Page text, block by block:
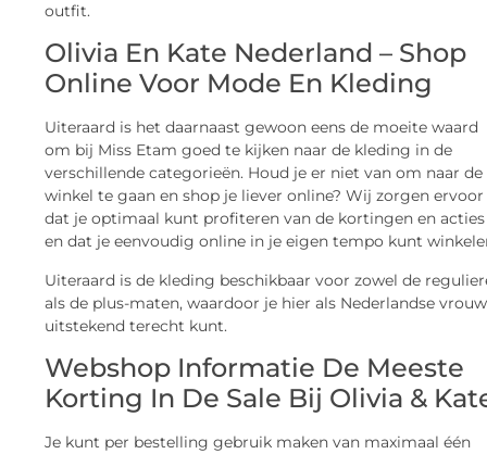
outfit.
Olivia En Kate Nederland – Shop
Online Voor Mode En Kleding
Uiteraard is het daarnaast gewoon eens de moeite waard
om bij Miss Etam goed te kijken naar de kleding in de
verschillende categorieën. Houd je er niet van om naar de
winkel te gaan en shop je liever online? Wij zorgen ervoor
dat je optimaal kunt profiteren van de kortingen en acties
en dat je eenvoudig online in je eigen tempo kunt
Uiteraard is de kleding beschikbaar voor zowel de
als de plus-maten, waardoor je hier als Nederlandse vrouw
uitstekend terecht kunt.
Webshop Informatie De Meeste
Korting In De Sale Bij Olivia &
Je kunt per bestelling gebruik maken van maximaal één